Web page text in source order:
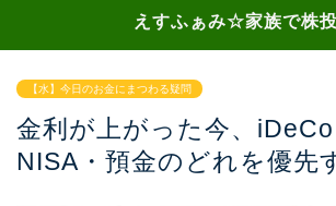
えすふぁみ☆家族で株
【水】今日のお金にまつわる疑問
金利が上がった今、
NISA・預金のどれを優先